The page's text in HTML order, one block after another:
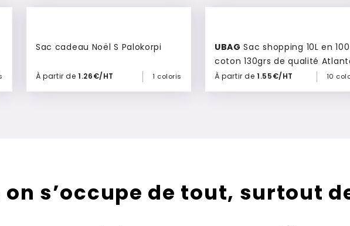
Sac cadeau Noël S Palokorpi
À partir de1.26€/HT 1 coloris
Ajouter à mon devis
UBAG Sac shopping 10L en 100%
coton 130grs de qualité
À partir de1.55€/HT 10
Ajouter à mon devis
on s’occupe de tout, surtout